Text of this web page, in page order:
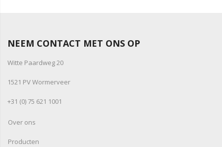
NEEM CONTACT MET ONS OP
Witte Paardweg 20
1521 PV Wormerveer
+31 (0) 75 621 1001
Over ons
Producten